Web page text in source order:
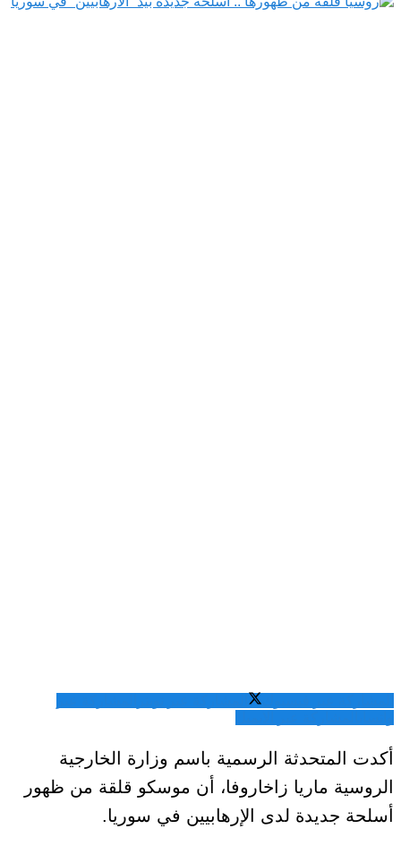
أكدت المتحدثة الرسمية باسم وزارة الخارجية
الروسية ماريا زاخاروفا، أن موسكو قلقة من ظهور
أسلحة جديدة لدى الإرهابيين في سوريا.